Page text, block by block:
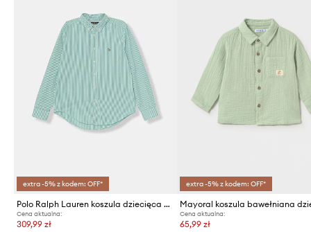
extra -5% z kodem: OFF*
Polo Ralph Lauren koszula dziecięca bawełniana
Cena aktualna:
309,99 zł
extra -5% z kodem: OFF*
Cena aktualna:
65,99 zł